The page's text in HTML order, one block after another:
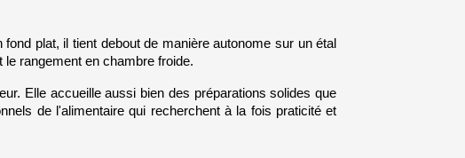
plat, il tient debout de manière autonome sur un étal
rangement en chambre froide.
Elle accueille aussi bien des préparations solides que
de l'alimentaire qui recherchent à la fois praticité et